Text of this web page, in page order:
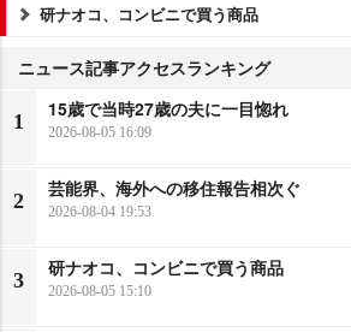
研ナオコ、コンビニで買う商品
ニュース記事アクセスランキング
1
15歳で当時27歳の夫に一目惚れ
2026-08-05 16:09
2
芸能界、海外への移住報告相次ぐ
2026-08-04 19:53
3
研ナオコ、コンビニで買う商品
2026-08-05 15:10